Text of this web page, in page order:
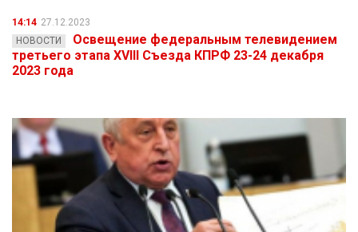
14:14 27.12.2023
НОВОСТИ
Освещение федеральным телевидением
третьего этапа XVIII Съезда КПРФ 23-24 декабря
2023 года